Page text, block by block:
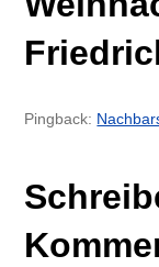
Pingback: